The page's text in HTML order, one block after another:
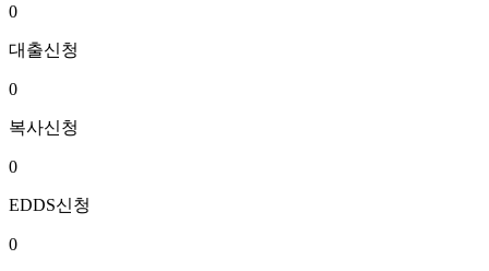
0
대출신청
0
복사신청
0
EDDS신청
0